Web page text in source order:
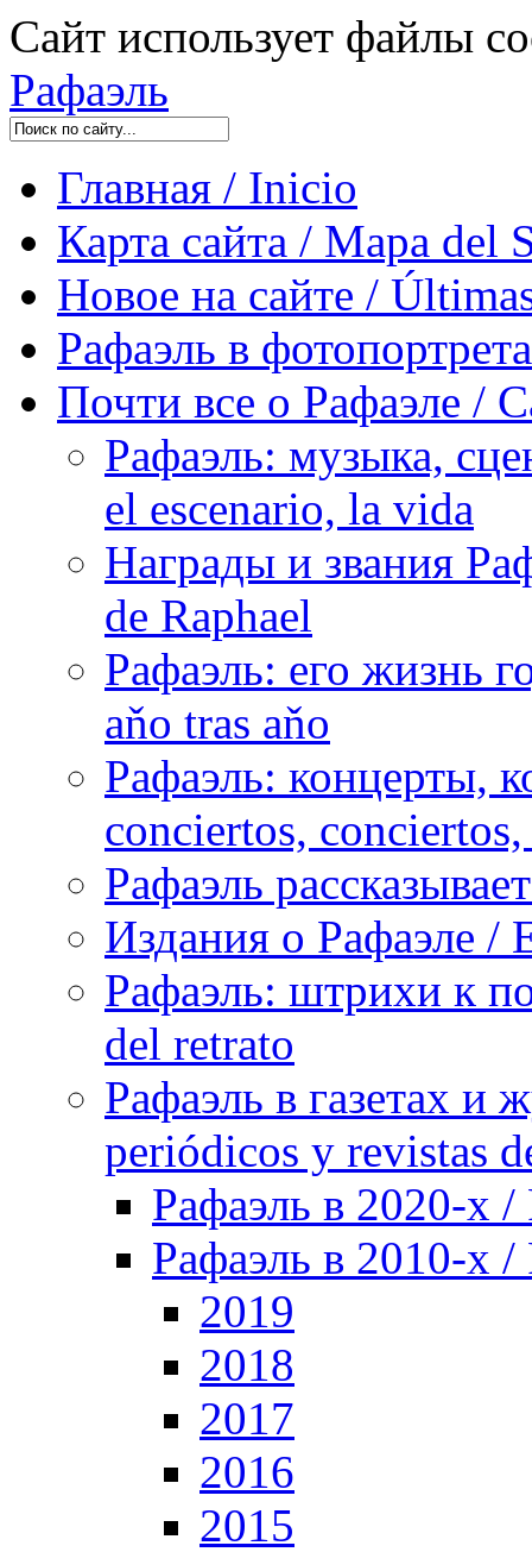
Сайт использует файлы
Рафаэль
Главная / Inicio
Карта сайта / Mapa del
Новое на сайте /
Рафаэль в
Почти все о Рафаэле /
Рафаэль: музыка,
el escenario, la vida
Награды и звания
de Raphael
Рафаэль: его жизнь
aňo tras aňo
Рафаэль: концерты,
conciertos,
Рафаэль
Издания о Рафаэле /
Рафаэль: штрихи к
del retrato
Рафаэль в газетах и
periódicos y revistas
Рафаэль в 2020-х /
Рафаэль в 2010-х /
2019
2018
2017
2016
2015